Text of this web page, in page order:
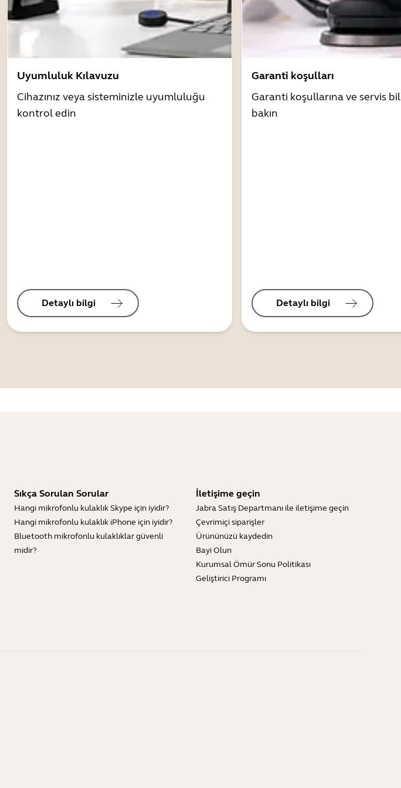
Uyumluluk Kılavuzu
Cihazınız veya sisteminizle uyumluluğu
kontrol edin
Detaylı bilgi
Garanti koşulları
Garanti koşullarına ve servis
bakın
Detaylı bilgi
Sıkça Sorulan Sorular
Hangi mikrofonlu kulaklık Skype için iyidir?
Hangi mikrofonlu kulaklık iPhone için iyidir?
Bluetooth mikrofonlu kulaklıklar güvenli
midir?
İletişime geçin
Jabra Satış Departmanı ile iletişime geçin
Çevrimiçi siparişler
Ürününüzü kaydedin
Bayi Olun
Kurumsal Ömür Sonu Politikası
Geliştirici Programı